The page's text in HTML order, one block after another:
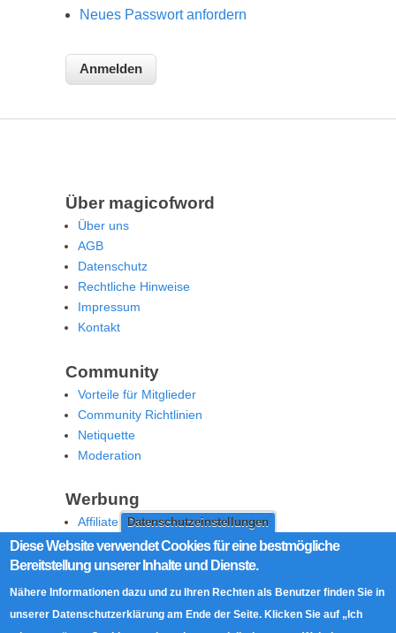
Datenschutzeinstellungen
Diese Website verwendet Cookies für eine bestmögliche
Bereitstellung unserer Inhalte und Dienste.
Nähere Informationen dazu und zu Ihren Rechten als Benutzer finden Sie in
unserer Datenschutzerklärung am Ende der Seite. Klicken Sie auf „Ich
Neues Passwort anfordern
Über magicofword
Über uns
AGB
Datenschutz
Rechtliche Hinweise
Impressum
Kontakt
Community
Vorteile für Mitglieder
Community Richtlinien
Netiquette
Moderation
Werbung
Affiliate Offenlegung
Werben Sie auf MoW
Social Media
RSS Feed
Facebook